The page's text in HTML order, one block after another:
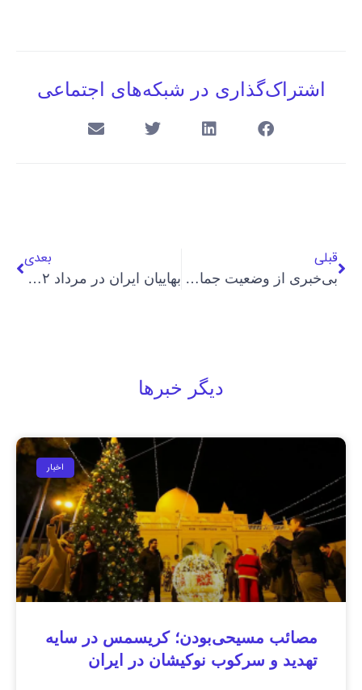
اشتراک‌گذاری در شبکه‌های اجتماعی
قبلی
بی‌خبری از وضعیت جمال الدین خانجانی، شهروند ۹۰ ساله بهایی در زندان
بعدی
بهاییان ایران در مرداد ۱۴۰۲؛ بازداشت بی‌سابقه ۵۰ بهایی در یک‌ ماه
دیگر خبرها
اخبار
مصائب مسیحی‌بودن؛ کریسمس در سایه
تهدید و سرکوب نوکیشان در ایران